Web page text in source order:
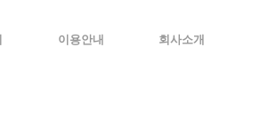
이용안내 회사소개